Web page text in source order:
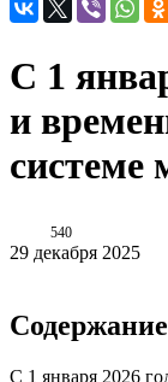
С 1
и
системе
540
29 декабря 2025
Содержание
С 1 января 2026